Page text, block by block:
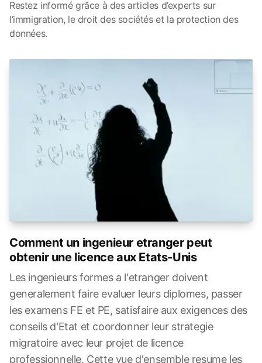
Restez informé grâce à des articles d’experts sur
l’immigration, le droit des sociétés et la protection des
données.
Comment un ingenieur etranger peut
obtenir une licence aux Etats-Unis
Les ingenieurs formes a l'etranger doivent
generalement faire evaluer leurs diplomes, passer
les examens FE et PE, satisfaire aux exigences des
conseils d'Etat et coordonner leur strategie
migratoire avec leur projet de licence
professionnelle. Cette vue d'ensemble resume les